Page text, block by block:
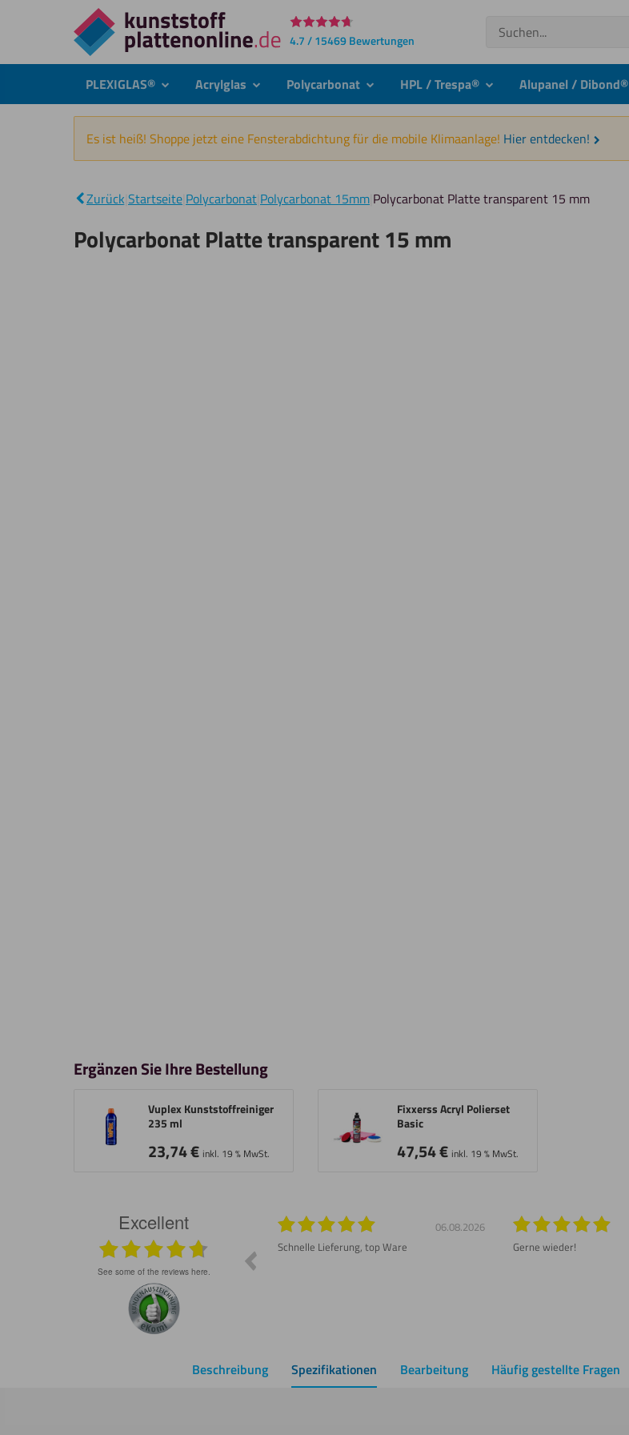
Direkt
zum
4.7 / 15469 Bewertungen
Suchen
PLEXIGLAS® submenuAcrylglas submenuPolycarbonat submenuHPL / Trespa® submenuAlupanel / Dibond®
Es ist heiß! Shoppe jetzt eine Fensterabdichtung für die mobile Klimaanlage! Hier entdecken!
Zurück Startseite Polycarbonat Polycarbonat 15mm Polycarbonat Platte transparent 15 mm
Polycarbonat Platte transparent 15 mm
Ergänzen Sie Ihre Bestellung
Vuplex Kunststoffreiniger
235 ml
23,74€ inkl. 19 % MwSt.
Fixxerss Acryl Polierset
Basic
47,54€ inkl. 19 % MwSt.
Excellent
see some of the reviews here.
Prompte Lieferung Material war wie
besprochen gut Lässt sich schneiden und
06.08.2026
Schnelle Lieferung, top Ware
Gerne wieder!
Beschreibung Spezifikationen Bearbeitung Häufig gestellte Fragen